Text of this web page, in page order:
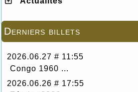
Derniers billets
2026.06.27 # 11:55
Congo 1960 ...
2026.06.26 # 17:55